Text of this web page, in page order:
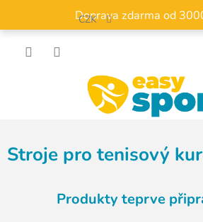
obsah
Doprava zdarma od
CZK
Stroje pro tenisový
Produkty teprve